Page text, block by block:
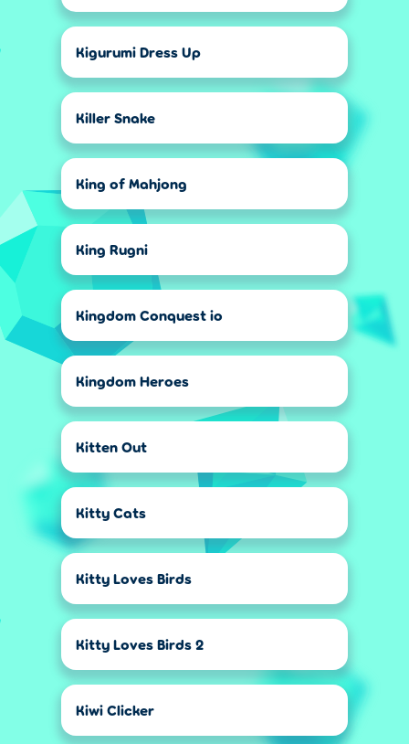
Kigurumi Dress Up
Killer Snake
King of Mahjong
King Rugni
Kingdom Conquest io
Kingdom Heroes
Kitten Out
Kitty Cats
Kitty Loves Birds
Kitty Loves Birds 2
Kiwi Clicker